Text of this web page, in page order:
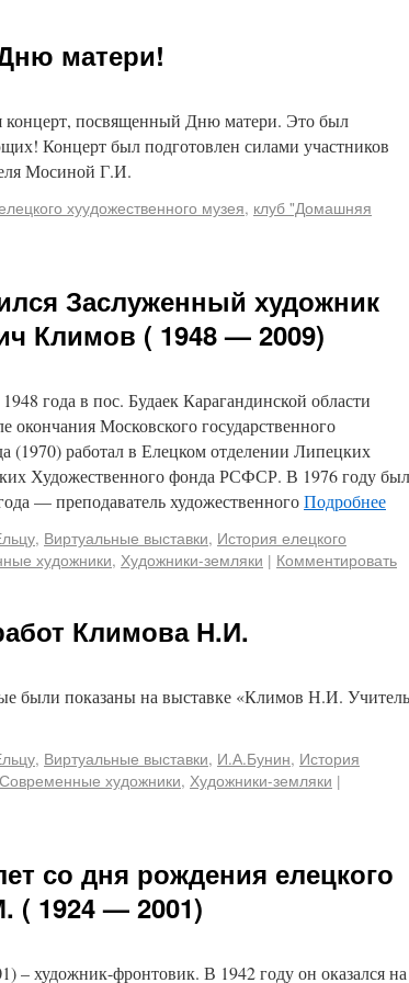
матери!
концерт, посвященный Дню матери. Это был
Концерт был подготовлен силами участников
Мосиной Г.И.
хуудожественного музея, клуб "Домашняя
Заслуженный художник
Климов ( 1948 — 2009)
года в пос. Будаек Карагандинской области
Московского государственного
(1970) работал в Елецком отделении Липецких
Художественного фонда РСФСР. В 1976 году был
— преподаватель художественногоПодробнее
, Виртуальные выставки, История елецкого
художники, Художники-земляки | Комментировать
Климова Н.И.
были показаны на выставке «Климов Н.И. Учитель
, Виртуальные выставки, И.А.Бунин, История
Современные художники, Художники-земляки |
со дня рождения елецкого
( 1924 — 2001)
художник-фронтовик. В 1942 году он оказался на